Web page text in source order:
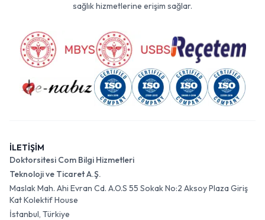
sağlık hizmetlerine erişim sağlar.
İLETİŞİM
Doktorsitesi Com Bilgi Hizmetleri
Teknoloji ve Ticaret A.Ş.
Maslak Mah. Ahi Evran Cd. A.O.S 55 Sokak No:2 Aksoy Plaza Giriş
Kat Kolektif House
İstanbul, Türkiye